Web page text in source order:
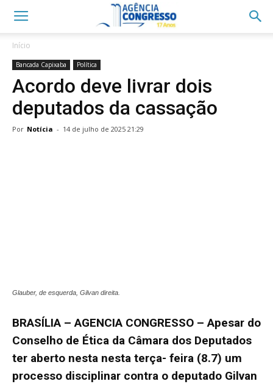
Início
Bancada Capixaba Política
Acordo deve livrar dois
deputados da cassação
Por Notícia - 14 de julho de 2025 21:29
Glauber, de esquerda, Gilvan direita.
BRASÍLIA – AGENCIA CONGRESSO – Apesar do
Conselho de Ética da Câmara dos Deputados
ter aberto nesta nesta terça- feira (8.7) um
processo disciplinar contra o deputado Gilvan